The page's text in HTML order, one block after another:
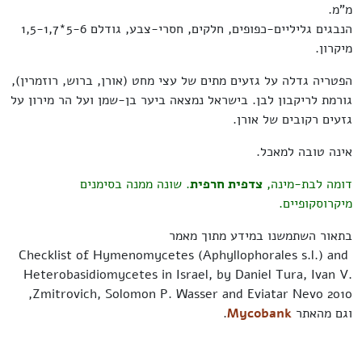
מ"מ.
הנבגים גליליים-כפופים, חלקים, חסרי-צבע, גודלם 5-6*1,5-1,7
מיקרון.
הפטריה גדלה על גזעים מתים של עצי מחט (אורן, ברוש, רוזמרין),
גורמת לריקבון לבן. בישראל נמצאה ביער בן-שמן ועל הר מירון על
גזעים רקובים של אורן.
אינה טובה למאכל.
דומה לבת-מינה,צדפית חרפית. שונה ממנה בסימנים
מיקרוסקופיים.
בתאור השתמשנו במידע מתוך מאמר
Checklist of Hymenomycetes (Aphyllophorales s.l.) and
Heterobasidiomycetes in Israel, by Daniel Tura, Ivan V.
Zmitrovich, Solomon P. Wasser and Eviatar Nevo 2010,
וגם מהאתרMycobank
.